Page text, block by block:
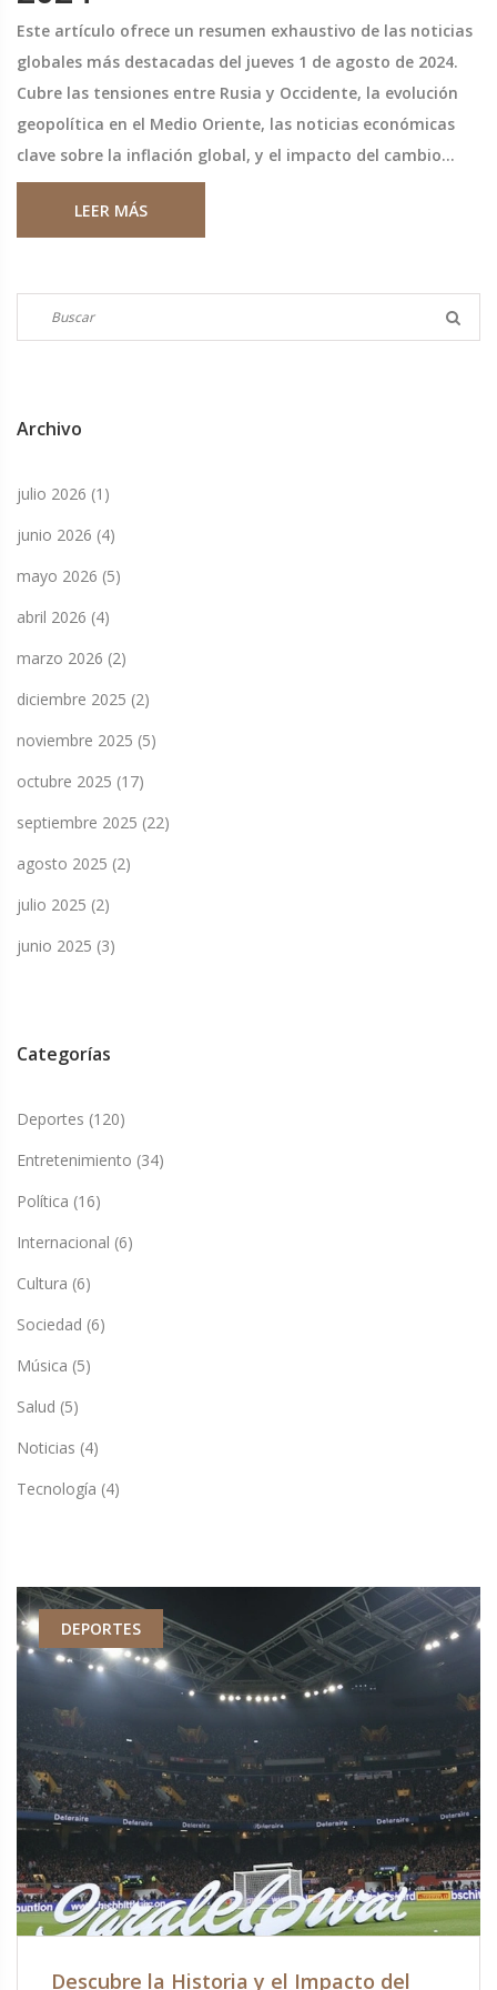
Este artículo ofrece un resumen exhaustivo de las noticias
globales más destacadas del jueves 1 de agosto de 2024.
Cubre las tensiones entre Rusia y Occidente, la evolución
geopolítica en el Medio Oriente, las noticias económicas
clave sobre la inflación global, y el impacto del cambio
climático en la producción alimentaria mundial.
LEER MÁS
Archivo
julio 2026 (1)
junio 2026 (4)
mayo 2026 (5)
abril 2026 (4)
marzo 2026 (2)
diciembre 2025 (2)
noviembre 2025 (5)
octubre 2025 (17)
septiembre 2025 (22)
agosto 2025 (2)
julio 2025 (2)
junio 2025 (3)
Categorías
Deportes (120)
Entretenimiento (34)
Política (16)
Internacional (6)
Cultura (6)
Sociedad (6)
Música (5)
Salud (5)
Noticias (4)
Tecnología (4)
DEPORTES
Descubre la Historia y el Impacto del